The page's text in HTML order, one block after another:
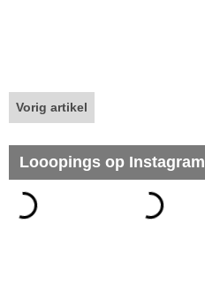
Vorig artikel
Looopings op Instagram